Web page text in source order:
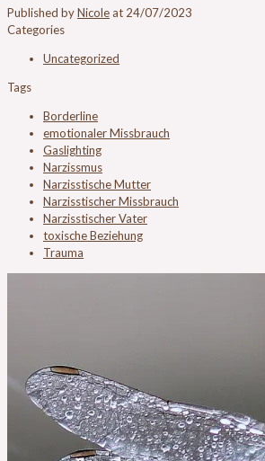
Published byNicoleat 24/07/2023
Categories
Uncategorized
Tags
Borderline
emotionaler Missbrauch
Gaslighting
Narzissmus
Narzisstische Mutter
Narzisstischer Missbrauch
Narzisstischer Vater
toxische Beziehung
Trauma